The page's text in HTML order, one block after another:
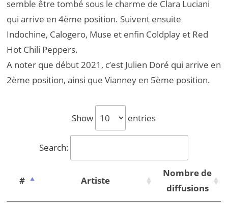
semble être tombé sous le charme de Clara Luciani
qui arrive en 4ème position. Suivent ensuite
Indochine, Calogero, Muse et enfin Coldplay et Red
Hot Chili Peppers.
A noter que début 2021, c’est Julien Doré qui arrive en
2ème position, ainsi que Vianney en 5ème position.
Show entries
Search:
# Artiste
Nombre de
diffusions